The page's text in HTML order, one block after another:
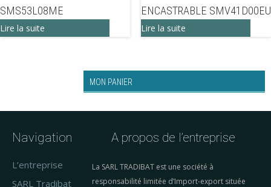
SMS53L08ME
Lire la suite
ENCASTRABLE SMV41D00EU
Lire la suite
MON PANIER
Navigation
L’entreprise
SARL Tradibat
A propos de l’entreprise
La SARL TRADIBAT est une société à
responsabilité limitée d’Import-export située